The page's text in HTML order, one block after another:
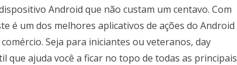
Android que não custam um centavo. Com
é um dos melhores aplicativos de ações do Android
Seja para iniciantes ou veteranos, day
que ajuda você a ficar no topo de todas as principais